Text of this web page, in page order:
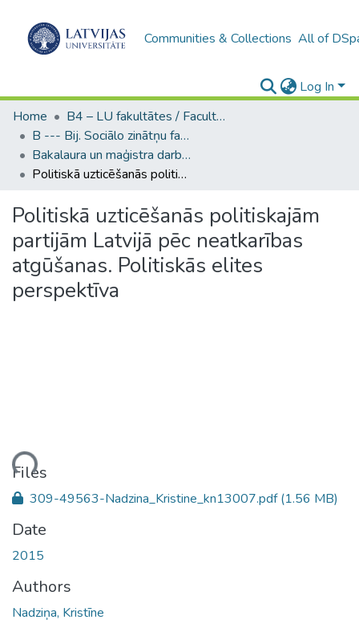
Communities & Collections All of
Log In
Home
B4 – LU fakultātes / Faculties of the UL
B --- Bij. Sociālo zinātņu fakultātes noslēguma darbi / Faculty of Social Sciences - Graduate works
Bakalaura un maģistra darbi (SZF) / Bachelor's and Master's theses
Politiskā uzticēšanās politiskajām partijām Latvijā pēc neatkarības atgūšanas. Politiskās elites perspektīva
Politiskā uzticēšanās politiskajām
partijām Latvijā pēc neatkarības
atgūšanas. Politiskās elites
perspektīva
Files
309-49563-Nadzina_Kristine_kn13007.pdf(1.56 MB)
Date
2015
Authors
Nadziņa, Kristīne